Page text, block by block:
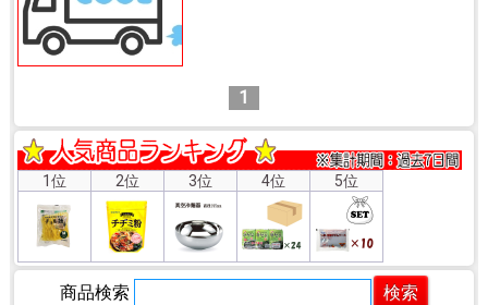
1
1位 2位 3位 4位 5位
商品検索